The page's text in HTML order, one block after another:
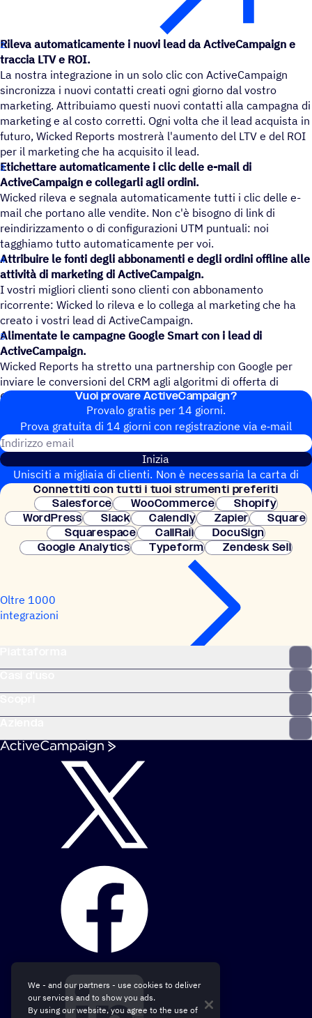
Rileva automaticamente i nuovi lead da ActiveCampaign e
traccia LTV e ROI.
La nostra integrazione in un solo clic con ActiveCampaign
sincronizza i nuovi contatti creati ogni giorno dal vostro
marketing. Attribuiamo questi nuovi contatti alla campagna di
marketing e al costo corretti. Ogni volta che il lead acquista in
futuro, Wicked Reports mostrerà l'aumento del LTV e del ROI
per il marketing che ha acquisito il lead.
Etichettare automaticamente i clic delle e-mail di
ActiveCampaign e collegarli agli ordini.
Wicked rileva e segnala automaticamente tutti i clic delle e-
mail che portano alle vendite. Non c'è bisogno di link di
reindirizzamento o di configurazioni UTM puntuali: noi
tagghiamo tutto automaticamente per voi.
Attribuire le fonti degli abbonamenti e degli ordini offline alle
attività di marketing di ActiveCampaign.
I vostri migliori clienti sono clienti con abbonamento
ricorrente: Wicked lo rileva e lo collega al marketing che ha
creato i vostri lead di ActiveCampaign.
Alimentate le campagne Google Smart con i lead di
ActiveCampaign.
Wicked Reports ha stretto una partnership con Google per
inviare le conversioni del CRM agli algoritmi di offerta di
Google e contribuire ad aumentare il vostro ROI su Google.
Vuoi provare ActiveCampaign?
Provalo gratis per 14 giorni.
Prova gratuita di 14 giorni con regi­stra­zione via e‑mail
Inizia
Unisciti a migliaia di clienti. Non è necessaria la carta di
credito. Configurazione istantanea.
Connet­titi con tutti i tuoi strumenti preferiti
Salesforce
WooCommerce
Shopify
WordPress
Slack Calendly Zapier
Square
Squarespace
CallRail
DocuSign
Google Analytics
Typeform Zendesk Sell
Oltre 1000
integrazioni
We - and our partners - use cookies to deliver
our services and to show you ads.
By using our website, you agree to the use of